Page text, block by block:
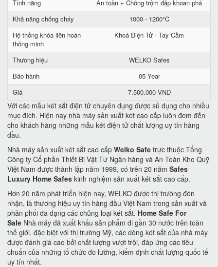
Tính năng
An toàn + Chống trộm đập khoan phá
Khả năng chống cháy
1000 - 1200°C
Hệ thống khóa liên hoàn
thông minh
Khoá Điện Tử - Tay Cầm
Thương hiệu
WELKO Safes
Bảo hành
05 Year
Giá
7.500.000 VNĐ
Với các mẫu két sắt điện tử chuyên dụng được sủ dụng cho nhiều
mục đích. Hiện nay nhà máy sản xuất két cao cấp luôn đem đến
cho khách hàng những mẫu két điện tử chất lượng uy tín hàng
đầu.
Nhà máy sản xuất két sắt cao cấp Welko Safe trực thuộc Tổng
Công ty Cổ phần Thiết Bị Vật Tư Ngân hàng và An Toàn Kho Quỹ
Việt Nam được thành lập năm 1999, có trên 20 năm Safes
Luxury Home Safes kinh nghiệm sản xuất két sắt cao cấp.
Hơn 20 năm phát triển hiện nay, WELKO được thị trường đón
nhận, là thương hiệu uy tín hàng đầu Việt Nam trong sản xuất và
phân phối đa dạng các chủng loại két sắt. Home Safe For
Sale Nhà máy đã xuất khẩu sản phẩm đi gần 30 nước trên toàn
thế giới, đặc biệt với thị trường Mỹ, các dòng két sắt của nhà máy
được đánh giá cao bởi chất lượng vượt trội, đáp ứng các tiêu
chuẩn của những tổ chức đo lường, kiểm định chất lượng quốc tế
uy tín nhất.